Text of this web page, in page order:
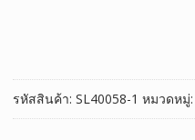
CEN680
CEN710
TBD71
รหัสสินค้า: SL40058-1 หมวดหมู่: